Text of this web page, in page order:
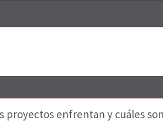
proyectos enfrentan y cuáles